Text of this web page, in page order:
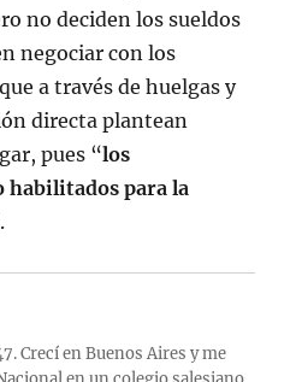
no deciden los sueldos
negociar con los
a través de huelgas y
directa plantean
pues “los
habilitados para la
Crecí en Buenos Aires y me